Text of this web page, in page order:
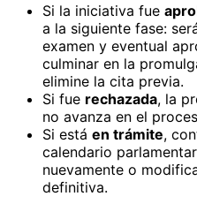
Si la iniciativa fue
a la siguiente fase:
examen y eventual
culminar en la
elimine la cita previa.
Si fue rechazada, la
no avanza en el
Si está en trámite,
calendario
nuevamente o
definitiva.